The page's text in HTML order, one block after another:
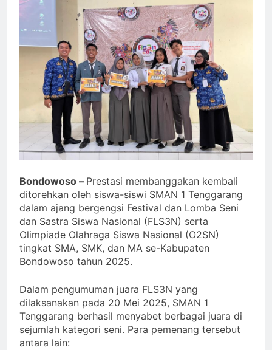
Bondowoso – Prestasi membanggakan kembali
ditorehkan oleh siswa-siswi SMAN 1 Tenggarang
dalam ajang bergengsi Festival dan Lomba Seni
dan Sastra Siswa Nasional (FLS3N) serta
Olimpiade Olahraga Siswa Nasional (O2SN)
tingkat SMA, SMK, dan MA se-Kabupaten
Bondowoso tahun 2025.
Dalam pengumuman juara FLS3N yang
dilaksanakan pada 20 Mei 2025, SMAN 1
Tenggarang berhasil menyabet berbagai juara di
sejumlah kategori seni. Para pemenang tersebut
antara lain: